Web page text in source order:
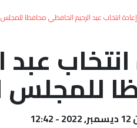
إعادة انتخاب عبد الرحيم الحافظي محافظا
للمجلس